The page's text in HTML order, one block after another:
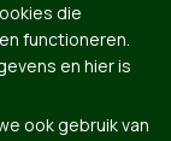
die
functioneren.
en hier is
ook gebruik van